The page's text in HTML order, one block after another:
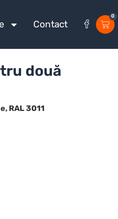
Contact
0
două
RAL 3011